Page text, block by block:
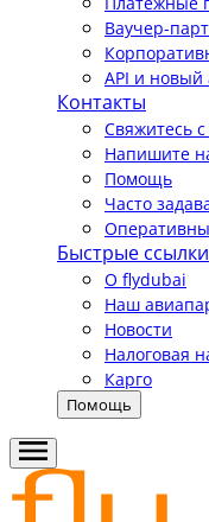
Ваучер-
API и новый
Контакты
Свяжитесь
Напишите
Помощь
Часто
Быстрые ссылки
О flydubai
Наш
Новости
Налоговая
Карго
Помощь